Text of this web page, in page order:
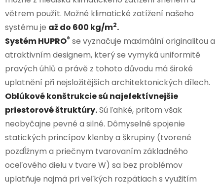
větrem použít. Možné klimatické zatížení našeho
systému je až do 600 kg/m2.
Systém HUPRO® se vyznačuje maximální originalitou a
atraktivním designem, který se vymyká uniformitě
pravých úhlů a právě z tohoto důvodu má široké
uplatnění při nejsložitějších architektonických dílech.
Oblúkové konštrukcie sú najefektívnejšie
priestorové štruktúry.Sú ľahké, pritom však
neobyčajne pevné a silné. Dômyselné spojenie
statických princípov klenby a škrupiny (tvorené
pozdĺžnym a priečnym tvarovaním základného
oceľového dielu v tvare W) sa bez problémov
uplatňuje najmä pri veľkých rozpätiach s využitím